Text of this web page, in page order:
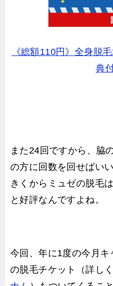
《総額110円》全身脱
典
また24回ですから、脇
の方に回数を回せばい
きくからミュゼの脱毛
と好評なんですよね。
今回、年に1度の今月
の脱毛チケット（詳し